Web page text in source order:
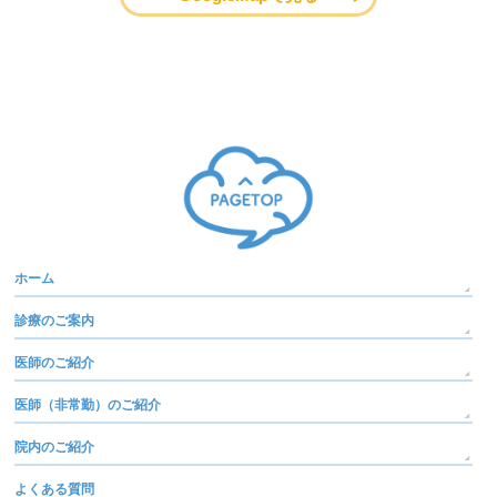
ホーム
診療のご案内
医師のご紹介
医師（非常勤）のご紹介
院内のご紹介
よくある質問